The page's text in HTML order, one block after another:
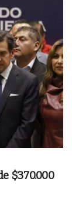
$370.000